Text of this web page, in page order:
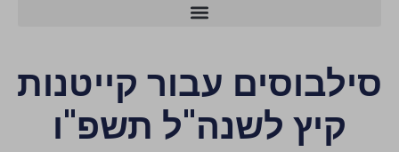
סילבוסים עבור קייטנות
קיץ לשנה"ל תשפ"ו